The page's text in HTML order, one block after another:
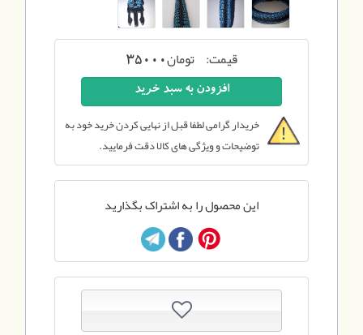
قیمت: تومان35000
خریدار گرامی لطفا قبل از نهایی کردن خرید خود به
توضیحات و ویژگی های کالا دقت فرمایید.
این محصول را به اشتراک بگذارید